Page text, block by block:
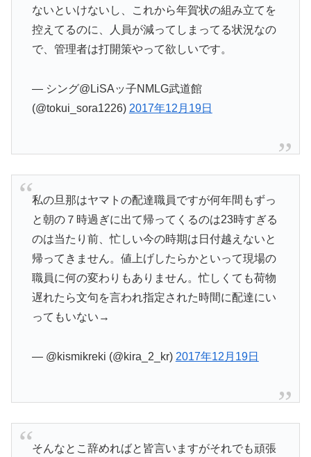
ないといけないし、これから年賀状の組み立てを
控えてるのに、人員が減ってしまってる状況なの
で、管理者は打開策やって欲しいです。
— シング@LiSAッ子NMLG武道館
(@tokui_sora1226) 2017年12月19日
私の旦那はヤマトの配達職員ですが何年間もずっ
と朝の７時過ぎに出て帰ってくるのは23時すぎる
のは当たり前、忙しい今の時期は日付越えないと
帰ってきません。値上げしたらかといって現場の
職員に何の変わりもありません。忙しくても荷物
遅れたら文句を言われ指定された時間に配達にい
ってもいない→
— @kismikreki (@kira_2_kr) 2017年12月19日
そんなとこ辞めればと皆言いますがそれでも頑張